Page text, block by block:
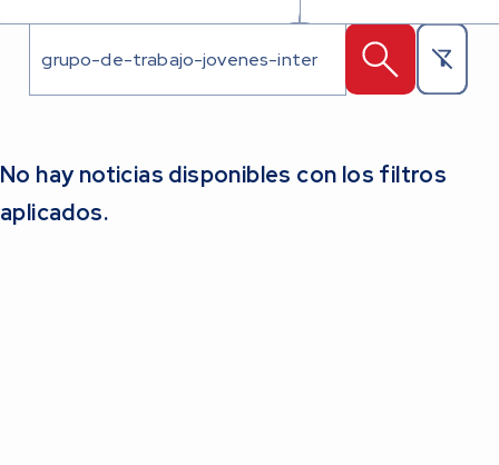
No hay noticias disponibles con los filtros
aplicados.